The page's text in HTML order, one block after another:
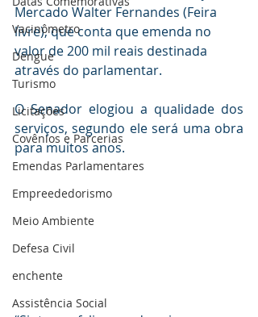
Vacinômetro
Dengue
Turismo
Licitações
Covênios e Parcerias
Emendas Parlamentares
Empreededorismo
Meio Ambiente
Defesa Civil
enchente
Assistência Social
Mercado Walter Fernandes (Feira
livre), que conta que emenda no
valor de 200 mil reais destinada
através do parlamentar.
O Senador elogiou a qualidade dos
serviços, segundo ele será uma obra
para muitos anos.